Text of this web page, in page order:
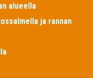
alueella
ja rannan